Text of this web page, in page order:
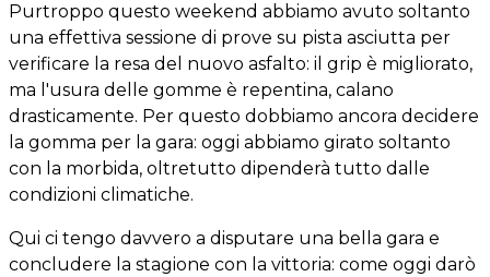
Purtroppo questo weekend abbiamo avuto soltanto
una effettiva sessione di prove su pista asciutta per
verificare la resa del nuovo asfalto: il grip è migliorato,
ma l'usura delle gomme è repentina, calano
drasticamente. Per questo dobbiamo ancora decidere
la gomma per la gara: oggi abbiamo girato soltanto
con la morbida, oltretutto dipenderà tutto dalle
condizioni climatiche.
Qui ci tengo davvero a disputare una bella gara e
concludere la stagione con la vittoria: come oggi darò